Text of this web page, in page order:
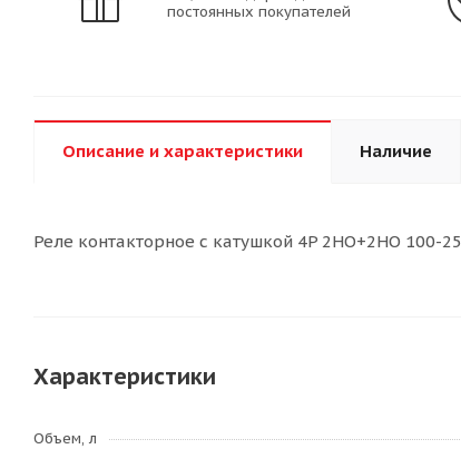
постоянных покупателей
Описание и характеристики Наличие
Реле контакторное с катушкой 4P 2НО+2НО 100-
Характеристики
Объем, л